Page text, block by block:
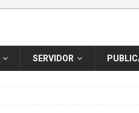
SERVIDOR